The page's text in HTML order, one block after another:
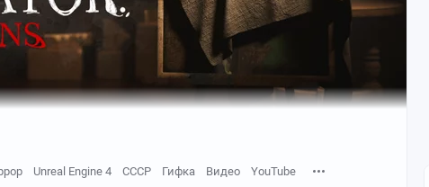
Unreal Engine 4 СССР Гифка Видео YouTube